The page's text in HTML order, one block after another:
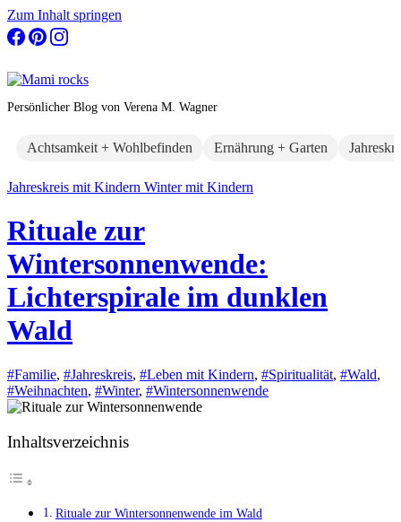
Zum Inhalt springen
Persönlicher Blog von Verena M. Wagner
Achtsamkeit + Wohlbefinden Ernährung + Garten
Jahreskreis mit Kindern Winter mit Kindern
Rituale zur
Wintersonnenwende:
Lichterspirale im dunklen
Wald
#Familie, #Jahreskreis, #Leben mit Kindern, #Spiritualität, #Wald,
#Weihnachten, #Winter, #Wintersonnenwende
Inhaltsverzeichnis
Rituale zur Wintersonnenwende im Wald